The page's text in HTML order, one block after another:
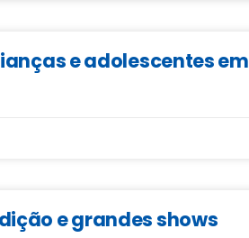
e adolescentes em
e grandes shows